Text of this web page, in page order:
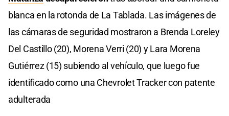
blanca en la rotonda de La Tablada. Las imágenes de
las cámaras de seguridad mostraron a Brenda Loreley
Del Castillo (20), Morena Verri (20) y Lara Morena
Gutiérrez (15) subiendo al vehículo, que luego fue
identificado como una Chevrolet Tracker con patente
adulterada